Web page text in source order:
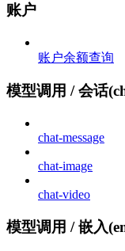
账户
账户余额查询
模型调用 / 会话
chat-message
chat-image
chat-video
模型调用 / 嵌入